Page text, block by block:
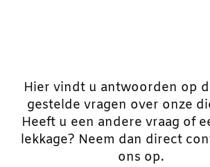
Hier vindt u antwoorden op
gestelde vragen over onze
Heeft u een andere vraag of
lekkage? Neem dan direct
ons op.